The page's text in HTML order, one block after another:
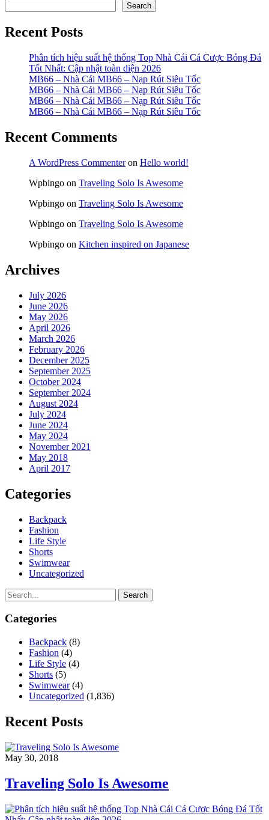
Search
Recent Posts
Phân tích hiệu suất hệ thống Top Nhà Cái Cá Cược Bóng Đá
Tốt Nhất: Cập nhật toàn diện 2026
MB66 – Nhà Cái MB66 – Nạp Rút Siêu Tốc
MB66 – Nhà Cái MB66 – Nạp Rút Siêu Tốc
MB66 – Nhà Cái MB66 – Nạp Rút Siêu Tốc
MB66 – Nhà Cái MB66 – Nạp Rút Siêu Tốc
Recent Comments
A WordPress Commenteron Hello world!
Wpbingo on Traveling Solo Is Awesome
Wpbingo on Traveling Solo Is Awesome
Wpbingo on Traveling Solo Is Awesome
Wpbingo on Kitchen inspired on Japanese
Archives
July 2026
June 2026
May 2026
April 2026
March 2026
February 2026
December 2025
September 2025
October 2024
September 2024
August 2024
July 2024
June 2024
May 2024
November 2021
May 2018
April 2017
Categories
Backpack
Fashion
Life Style
Shorts
Swimwear
Uncategorized
Search
Categories
Backpack (8)
Fashion (4)
Life Style (4)
Shorts (5)
Swimwear(4)
Uncategorized (1,836)
Recent Posts
May 30, 2018
Traveling Solo Is Awesome